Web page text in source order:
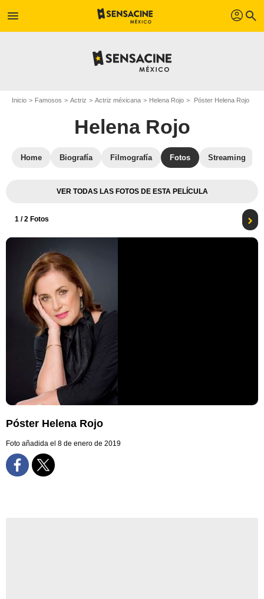
menu profil search
Inicio Famosos Actriz Actriz méxicana Helena Rojo Póster Helena Rojo
Helena Rojo
Home Biografía Filmografía Fotos Streaming
VER TODAS LAS FOTOS DE ESTA PELÍCULA
1 / 2 Fotos
Póster Helena Rojo
Foto añadida el 8 de enero de 2019